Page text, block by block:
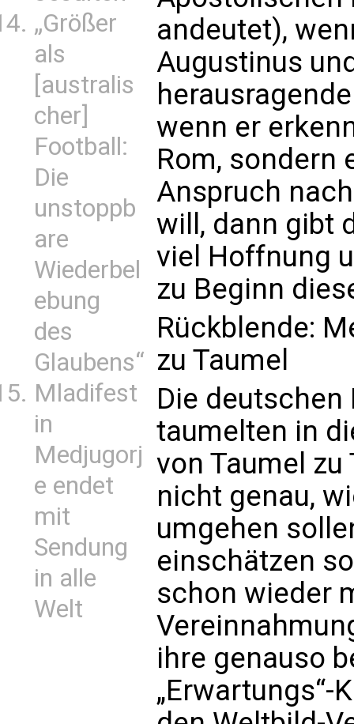
„Größer
als
[australis
cher]
Football:
Die
unstoppb
are
Wiederbel
ebung
des
Glaubens“
Mladifest
in
Medjugorj
e endet
mit
Sendung
in alle
Welt
andeutet),
Augustinus
wenn er
Rom, sondern
Anspruch
will, dann gibt
viel Hoffnung
zu Beginn
Rückblende:
zu Taumel
Die
taumelten in
von Taumel
nicht genau,
umgehen
einschätzen
schon wieder
ihre genauso
„Erwartungs“-